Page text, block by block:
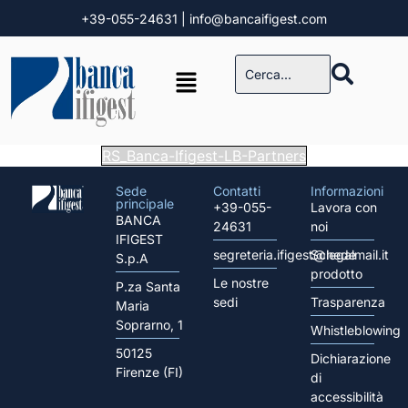
+39-055-24631 | info@bancaifigest.com
RS_Banca-Ifigest-LB-Partners
Sede
principale
BANCA
IFIGEST
S.p.A
P.za Santa
Maria
Soprarno, 1
50125
Firenze (FI)
Contatti
+39-055-
24631
segreteria.ifigest@legalmail.it
Le nostre
sedi
Informazioni
Lavora con
noi
Schede
prodotto
Trasparenza
Whistleblowing
Dichiarazione
di
accessibilità